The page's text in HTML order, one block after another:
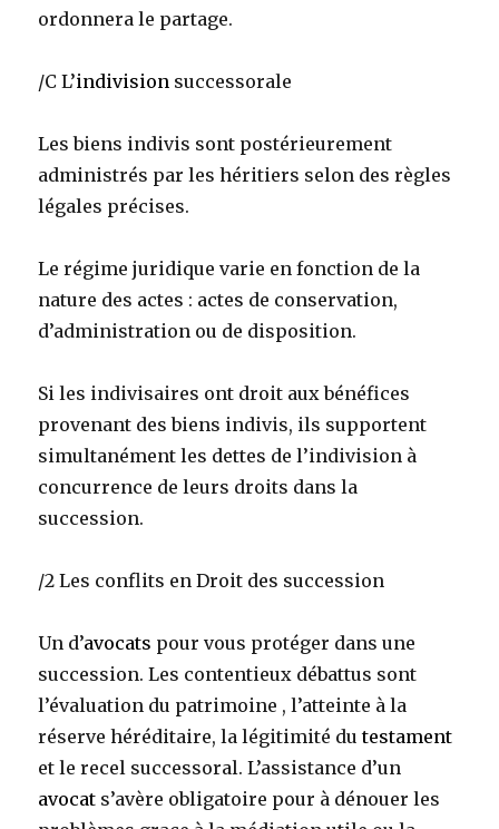
ordonnera le partage.
/C L’indivision successorale
Les biens indivis sont postérieurement
administrés par les héritiers selon des règles
légales précises.
Le régime juridique varie en fonction de la
nature des actes : actes de conservation,
d’administration ou de disposition.
Si les indivisaires ont droit aux bénéfices
provenant des biens indivis, ils supportent
simultanément les dettes de l’indivision à
concurrence de leurs droits dans la
succession.
/2 Les conflits en Droit des succession
Un d’avocats pour vous protéger dans une
succession. Les contentieux débattus sont
l’évaluation du patrimoine , l’atteinte à la
réserve héréditaire, la légitimité dutestament
et le recel successoral. L’assistance d’un
avocat s’avère obligatoire pour à dénouer les